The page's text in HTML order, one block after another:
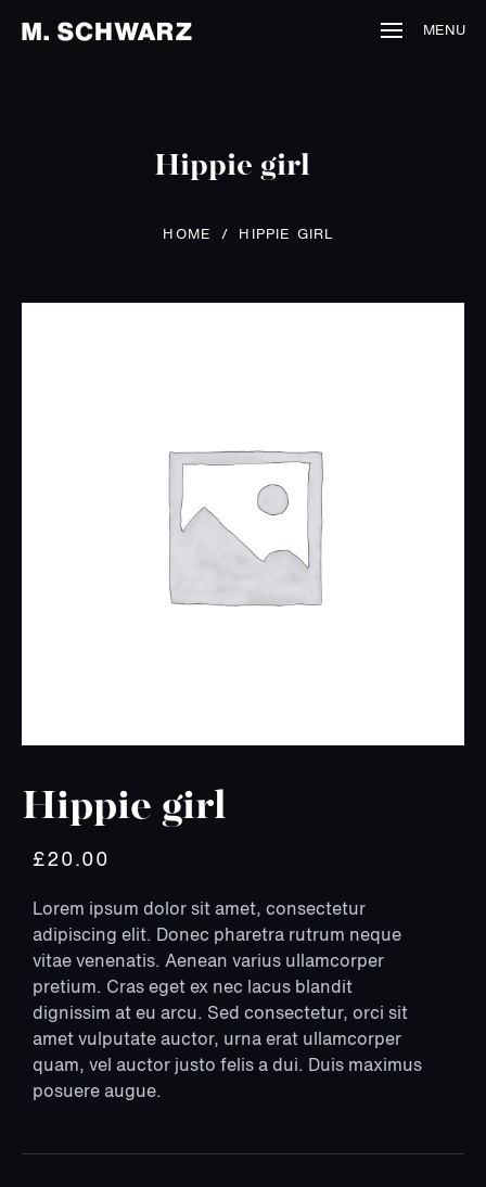
MENU
Hippie girl
HOME / HIPPIE GIRL
Hippie girl
£20.00
Lorem ipsum dolor sit amet, consectetur
adipiscing elit. Donec pharetra rutrum neque
vitae venenatis. Aenean varius ullamcorper
pretium. Cras eget ex nec lacus blandit
dignissim at eu arcu. Sed consectetur, orci sit
amet vulputate auctor, urna erat ullamcorper
quam, vel auctor justo felis a dui. Duis maximus
posuere augue.